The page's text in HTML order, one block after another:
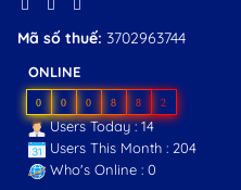
Mã số thuế: 3702963744
ONLINE
0 0 0 8 8 2
Users Today : 14
Users This Month : 204
Who's Online : 0